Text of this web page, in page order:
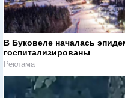
В Буковеле началась
госпитализированы
Реклама